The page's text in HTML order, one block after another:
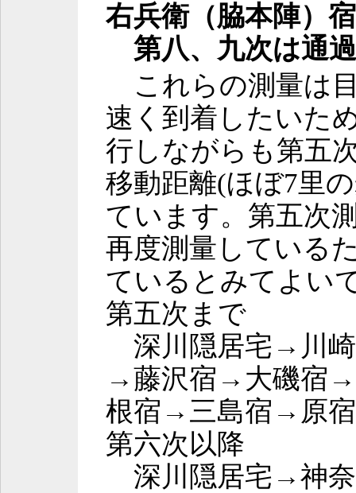
右兵衛（脇本陣）
第八、九次は通過
これらの測量は
速く到着したいた
行しながらも第五
移動距離(ほぼ7里
ています。第五次
再度測量している
ているとみてよい
第五次まで
深川隠居宅→川
→藤沢宿→大磯宿
根宿→三島宿→原
第六次以降
深川隠居宅→神